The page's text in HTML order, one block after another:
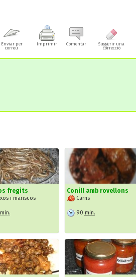
Enviar per
correu
Imprimir Comentar
Suggerir una
correcció
fregits
i mariscos
min.
Conill amb rovellons
Carns
90 min.